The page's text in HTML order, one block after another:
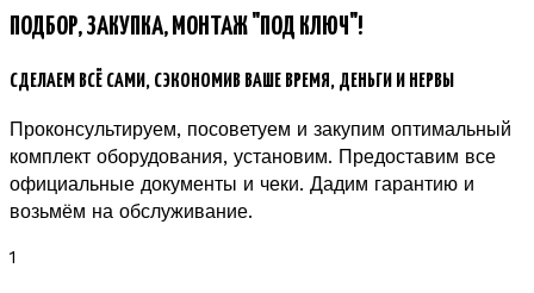
ПОДБОР, ЗАКУПКА, МОНТАЖ "ПОД КЛЮЧ"!
СДЕЛАЕМ ВСЁ САМИ, СЭКОНОМИВ ВАШЕ ВРЕМЯ, ДЕНЬГИ И НЕРВЫ
Проконсультируем, посоветуем и закупим оптимальный
комплект оборудования, установим. Предоставим все
официальные документы и чеки. Дадим гарантию и
возьмём на обслуживание.
1